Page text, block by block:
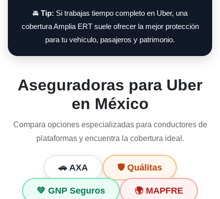
🚘 Tip: Si trabajas tiempo completo en Uber, una
cobertura Amplia ERT suele ofrecer la mejor protección
para tu vehículo, pasajeros y patrimonio.
Aseguradoras para Uber
en México
Compara opciones especializadas para conductores de
plataformas y encuentra la cobertura ideal.
🚗 AXA 🛡️ Quálitas
💚 GNP Seguros 🌍 MAPFRE